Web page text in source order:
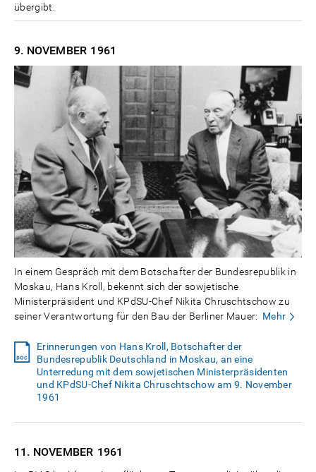
übergibt.
9. NOVEMBER 1961
In einem Gespräch mit dem Botschafter der Bundesrepublik in
Moskau, Hans Kroll, bekennt sich der sowjetische
Ministerpräsident und KPdSU-Chef Nikita Chruschtschow zu
seiner Verantwortung für den Bau der Berliner Mauer: Mehr
Erinnerungen von Hans Kroll, Botschafter der
Bundesrepublik Deutschland in Moskau, an eine
Unterredung mit dem sowjetischen Ministerpräsidenten
und KPdSU-Chef Nikita Chruschtschow am 9. November
1961
11. NOVEMBER 1961